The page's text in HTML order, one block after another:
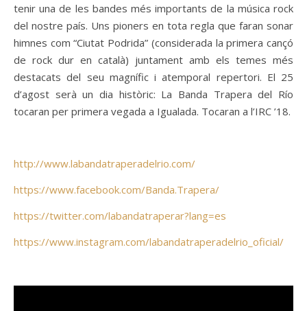
tenir una de les bandes més importants de la música rock
del nostre país. Uns pioners en tota regla que faran sonar
himnes com “Ciutat Podrida” (considerada la primera cançó
de rock dur en català) juntament amb els temes més
destacats del seu magnífic i atemporal repertori. El 25
d’agost serà un dia històric: La Banda Trapera del Río
tocaran per primera vegada a Igualada. Tocaran a l’IRC ’18.
http://www.labandatraperadelrio.com/
https://www.facebook.com/Banda.Trapera/
https://twitter.com/labandatraperar?lang=es
https://www.instagram.com/labandatraperadelrio_oficial/